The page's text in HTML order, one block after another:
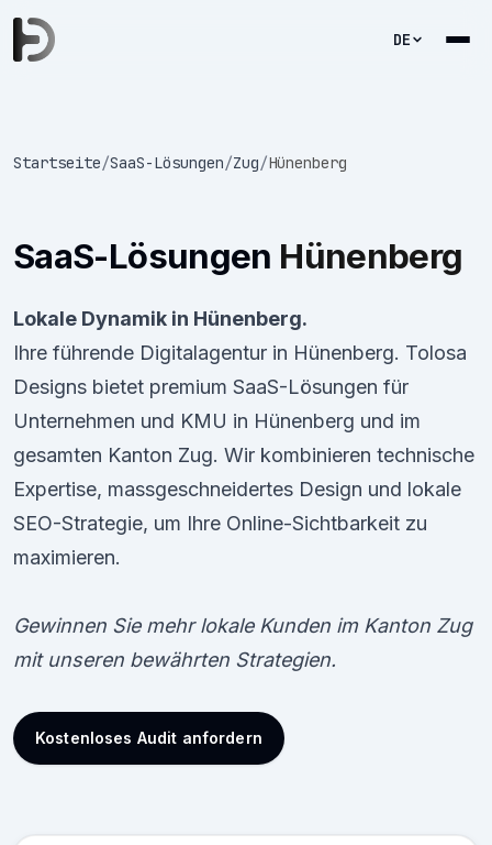
DE
Startseite/SaaS-Lösungen/Zug/Hünenberg
SaaS-Lösungen Hünenberg
Lokale Dynamik in Hünenberg.
Ihre führende Digitalagentur in Hünenberg. Tolosa
Designs bietet premium SaaS-Lösungen für
Unternehmen und KMU in Hünenberg und im
gesamten Kanton Zug. Wir kombinieren technische
Expertise, massgeschneidertes Design und lokale
SEO-Strategie, um Ihre Online-Sichtbarkeit zu
maximieren.
Gewinnen Sie mehr lokale Kunden im Kanton Zug
mit unseren bewährten Strategien.
Kostenloses Audit anfordern